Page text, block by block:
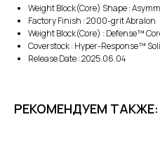
Weight Block(Core) Shape :
Factory Finish : 2000-grit Abralon
Weight Block(Core) : Defense™
Coverstock : Hyper-Response™
Release Date : 2025.06.04
РЕКОМЕНДУЕМ ТАКЖЕ: